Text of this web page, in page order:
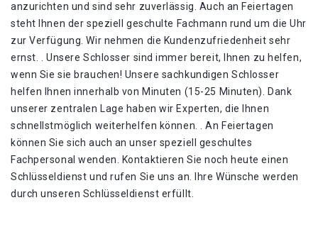
anzurichten und sind sehr zuverlässig. Auch an Feiertagen
steht Ihnen der speziell geschulte Fachmann rund um die Uhr
zur Verfügung. Wir nehmen die Kundenzufriedenheit sehr
ernst. . Unsere Schlosser sind immer bereit, Ihnen zu helfen,
wenn Sie sie brauchen! Unsere sachkundigen Schlosser
helfen Ihnen innerhalb von Minuten (15-25 Minuten). Dank
unserer zentralen Lage haben wir Experten, die Ihnen
schnellstmöglich weiterhelfen können. . An Feiertagen
können Sie sich auch an unser speziell geschultes
Fachpersonal wenden. Kontaktieren Sie noch heute einen
Schlüsseldienst und rufen Sie uns an. Ihre Wünsche werden
durch unseren Schlüsseldienst erfüllt.